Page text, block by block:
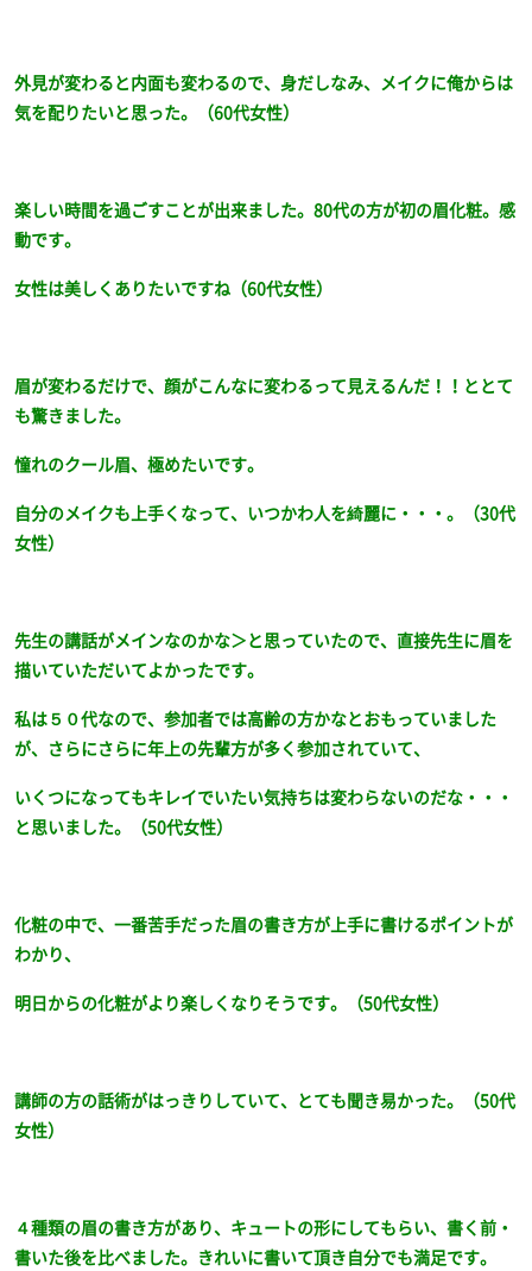
外見が変わると内面も変わるので、身だしなみ、メイクに俺からは
気を配りたいと思った。（60代女性）
楽しい時間を過ごすことが出来ました。80代の方が初の眉化粧。感
動です。
女性は美しくありたいですね（60代女性）
眉が変わるだけで、顔がこんなに変わるって見えるんだ！！ととて
も驚きました。
憧れのクール眉、極めたいです。
自分のメイクも上手くなって、いつかわ人を綺麗に・・・。（30代
女性）
先生の講話がメインなのかな＞と思っていたので、直接先生に眉を
描いていただいてよかったです。
私は５０代なので、参加者では高齢の方かなとおもっていました
が、さらにさらに年上の先輩方が多く参加されていて、
いくつになってもキレイでいたい気持ちは変わらないのだな・・・
と思いました。（50代女性）
化粧の中で、一番苦手だった眉の書き方が上手に書けるポイントが
わかり、
明日からの化粧がより楽しくなりそうです。（50代女性）
講師の方の話術がはっきりしていて、とても聞き易かった。（50代
女性）
４種類の眉の書き方があり、キュートの形にしてもらい、書く前・
書いた後を比べました。きれいに書いて頂き自分でも満足です。